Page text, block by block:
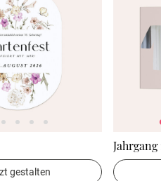
gestalten
Jahrgang